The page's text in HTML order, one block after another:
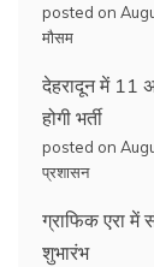
posted on
मौसम
देहरादून में 11
होगी भर्ती
posted on
प्रशासन
ग्राफिक एरा में
शुभारंभ